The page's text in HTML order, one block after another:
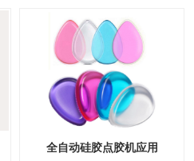
全自动硅胶点胶机应用